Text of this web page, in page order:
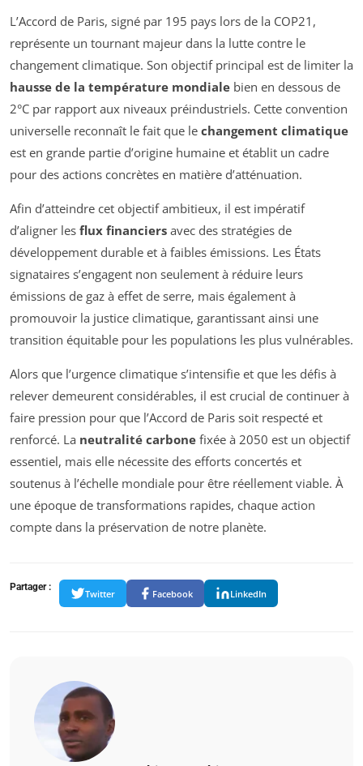
L’Accord de Paris, signé par 195 pays lors de la COP21,
représente un tournant majeur dans la lutte contre le
changement climatique. Son objectif principal est de limiter la
hausse de la température mondiale bien en dessous de
2°C par rapport aux niveaux préindustriels. Cette convention
universelle reconnaît le fait que le changement climatique
est en grande partie d’origine humaine et établit un cadre
pour des actions concrètes en matière d’atténuation.
Afin d’atteindre cet objectif ambitieux, il est impératif
d’aligner les flux financiers avec des stratégies de
développement durable et à faibles émissions. Les États
signataires s’engagent non seulement à réduire leurs
émissions de gaz à effet de serre, mais également à
promouvoir la justice climatique, garantissant ainsi une
transition équitable pour les populations les plus vulnérables.
Alors que l’urgence climatique s’intensifie et que les défis à
relever demeurent considérables, il est crucial de continuer à
faire pression pour que l’Accord de Paris soit respecté et
renforcé. La neutralité carbone fixée à 2050 est un objectif
essentiel, mais elle nécessite des efforts concertés et
soutenus à l’échelle mondiale pour être réellement viable. À
une époque de transformations rapides, chaque action
compte dans la préservation de notre planète.
Partager :
Twitter Facebook LinkedIn